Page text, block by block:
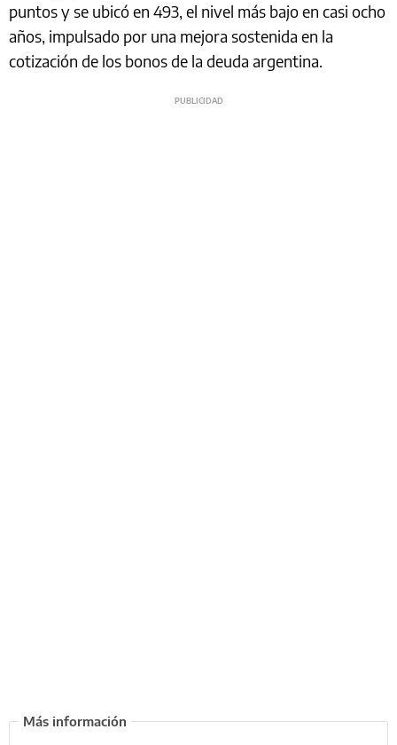
puntos y se ubicó en 493, el nivel más bajo en casi ocho
años, impulsado por una mejora sostenida en la
cotización de los bonos de la deuda argentina.